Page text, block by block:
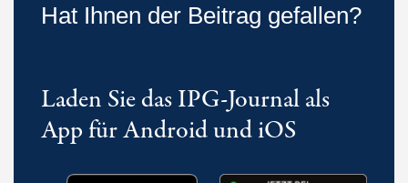
Hat Ihnen der Beitrag gefallen?
Laden Sie das IPG-Journal als
App für Android und iOS